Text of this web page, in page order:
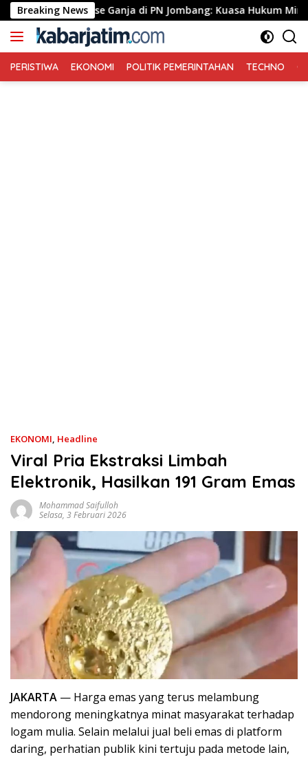
Langsung
ke
konten
Breaking NewsGanja di PN Jombang: Kuasa Hukum Minta Tiga
PERISTIWA EKONOMI POLITIK PEMERINTAHAN TECHNO
EKONOMI, Headline
Viral Pria Ekstraksi Limbah
Elektronik, Hasilkan 191 Gram Emas
Mohammad Saifulloh
Selasa, 3 Februari 2026
JAKARTA — Harga emas yang terus melambung
mendorong meningkatnya minat masyarakat terhadap
logam mulia. Selain melalui jual beli emas di platform
daring, perhatian publik kini tertuju pada metode lain,